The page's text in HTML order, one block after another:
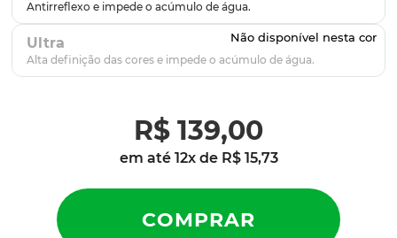
Ultra
R$ 139,00
em até 12x de R$ 15,73